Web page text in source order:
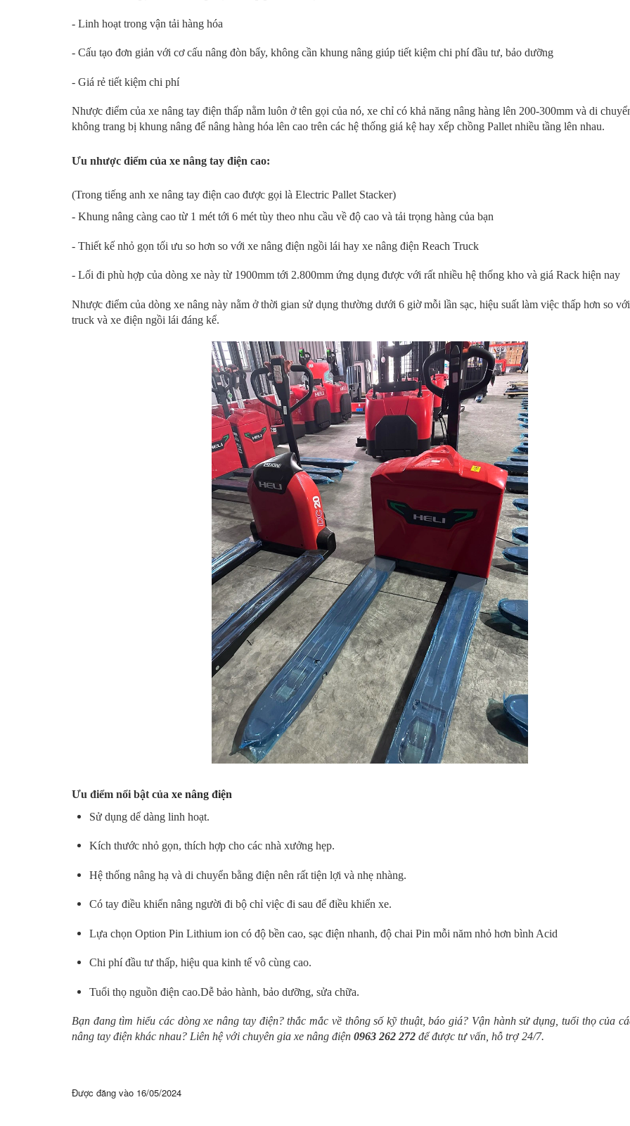
- Linh hoạt trong vận tải hàng hóa
- Cấu tạo đơn giản với cơ cấu nâng đòn bẩy, không cần khung nâng giúp tiết kiệm chi phí đầu tư, bảo dưỡng
- Giá rẻ tiết kiệm chi phí
Nhược điểm của xe nâng tay điện thấp nằm luôn ở tên gọi của nó, xe chỉ có khả năng nâng hàng lên 200-300mm và di
không trang bị khung nâng để nâng hàng hóa lên cao trên các hệ thống giá kệ hay xếp chồng Pallet nhiều tầng lên nhau.
Ưu nhược điểm của xe nâng tay điện cao:
(Trong tiếng anh xe nâng tay điện cao được gọi là Electric Pallet Stacker)
- Khung nâng càng cao từ 1 mét tới 6 mét tùy theo nhu cầu về độ cao và tải trọng hàng của bạn
- Thiết kế nhỏ gọn tối ưu so hơn so với xe nâng điện ngồi lái hay xe nâng điện Reach Truck
- Lối đi phù hợp của dòng xe này từ 1900mm tới 2.800mm ứng dụng được với rất nhiều hệ thống kho và giá Rack hiện nay
Nhược điểm của dòng xe nâng này nằm ở thời gian sử dụng thường dưới 6 giờ mỗi lần sạc, hiệu suất làm việc thấp hơn so
truck và xe điện ngồi lái đáng kể.
Ưu điểm nổi bật của xe nâng điện
Sử dụng dể dàng linh hoạt.
Kích thước nhỏ gọn, thích hợp cho các nhà xưởng hẹp.
Hệ thống nâng hạ và di chuyển bằng điện nên rất tiện lợi và nhẹ nhàng.
Có tay điều khiển nâng người đi bộ chỉ việc đi sau để điều khiển xe.
Lựa chọn Option Pin Lithium ion có độ bền cao, sạc điện nhanh, độ chai Pin mỗi năm nhỏ hơn bình Acid
Chi phí đầu tư thấp, hiệu qua kinh tế vô cùng cao.
Tuổi thọ nguồn điện cao.Dễ bảo hành, bảo dưỡng, sửa chữa.
Bạn đang tìm hiểu các dòng xe nâng tay điện? thắc mắc về thông số kỹ thuật, báo giá? Vận hành sử dụng, tuổi thọ của
nâng tay điện khác nhau? Liên hệ với chuyên gia xe nâng điện 0963 262 272 để được tư vấn, hỗ trợ 24/7.
Được đăng vào 16/05/2024